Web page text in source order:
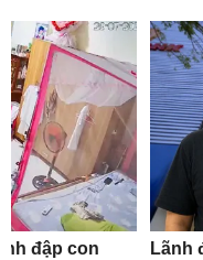
đập con
Lãnh